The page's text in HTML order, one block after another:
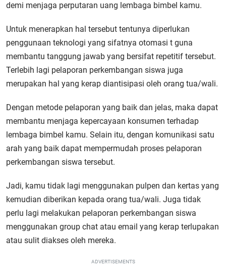
demi menjaga perputaran uang lembaga bimbel kamu.
Untuk menerapkan hal tersebut tentunya diperlukan
penggunaan teknologi yang sifatnya otomasi t guna
membantu tanggung jawab yang bersifat repetitif tersebut.
Terlebih lagi pelaporan perkembangan siswa juga
merupakan hal yang kerap diantisipasi oleh orang tua/wali.
Dengan metode pelaporan yang baik dan jelas, maka dapat
membantu menjaga kepercayaan konsumen terhadap
lembaga bimbel kamu. Selain itu, dengan komunikasi satu
arah yang baik dapat mempermudah proses pelaporan
perkembangan siswa tersebut.
Jadi, kamu tidak lagi menggunakan pulpen dan kertas yang
kemudian diberikan kepada orang tua/wali. Juga tidak
perlu lagi melakukan pelaporan perkembangan siswa
menggunakan group chat atau email yang kerap terlupakan
atau sulit diakses oleh mereka.
ADVERTISEMENTS